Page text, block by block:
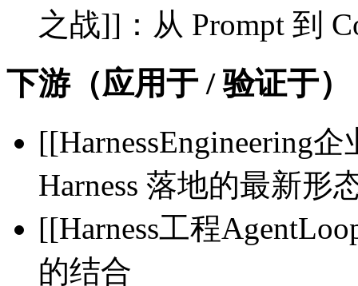
之战]]：从 Prompt 到
下游（应用于 / 验证于）
[[HarnessEngineering
Harness 落地的最新形
[[Harness工程
的结合